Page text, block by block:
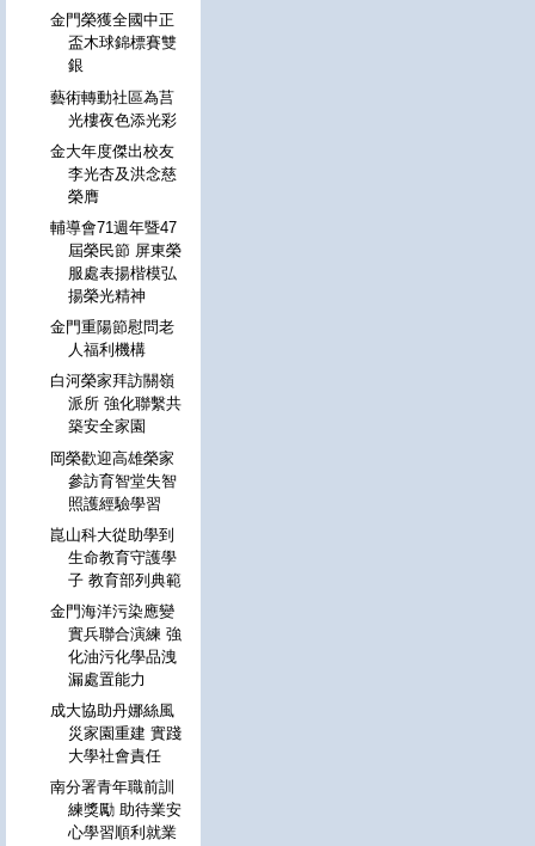
金門榮獲全國中正
盃木球錦標賽雙
銀
藝術轉動社區為莒
光樓夜色添光彩
金大年度傑出校友
李光杏及洪念慈
榮膺
輔導會71週年暨47
屆榮民節 屏東榮
服處表揚楷模弘
揚榮光精神
金門重陽節慰問老
人福利機構
白河榮家拜訪關嶺
派所 強化聯繫共
築安全家園
岡榮歡迎高雄榮家
參訪育智堂失智
照護經驗學習
崑山科大從助學到
生命教育守護學
子 教育部列典範
金門海洋污染應變
實兵聯合演練 強
化油污化學品洩
漏處置能力
成大協助丹娜絲風
災家園重建 實踐
大學社會責任
南分署青年職前訓
練獎勵 助待業安
心學習順利就業